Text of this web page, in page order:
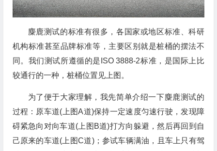
麋鹿测试的标准有很多，各国家或地区标准、科研
机构标准甚至品牌标准等，主要区别就是桩桶的摆法不
同。我们测试所遵循的是ISO 3888-2标准，是国际上比
较通行的一种，桩桶位置见上图。
为了便于大家理解，我先简单介绍一下麋鹿测试的
过程：原车道(上图A道)保持一定速度匀速行驶，发现障
碍紧急向对向车道(上图B道)打方向躲避，然后再回到自
己原来的车道(上图C道)；参试车辆满油，且车上只有驾